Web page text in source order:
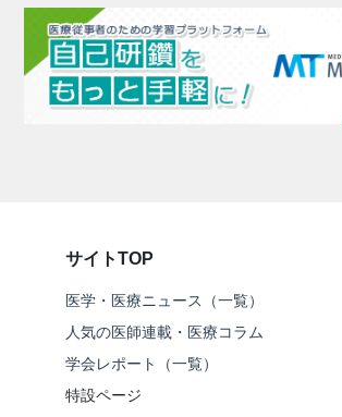
サイトTOP
医学・医療ニュース（一覧）
人気の医師連載・医療コラム
学会レポート（一覧）
特設ページ